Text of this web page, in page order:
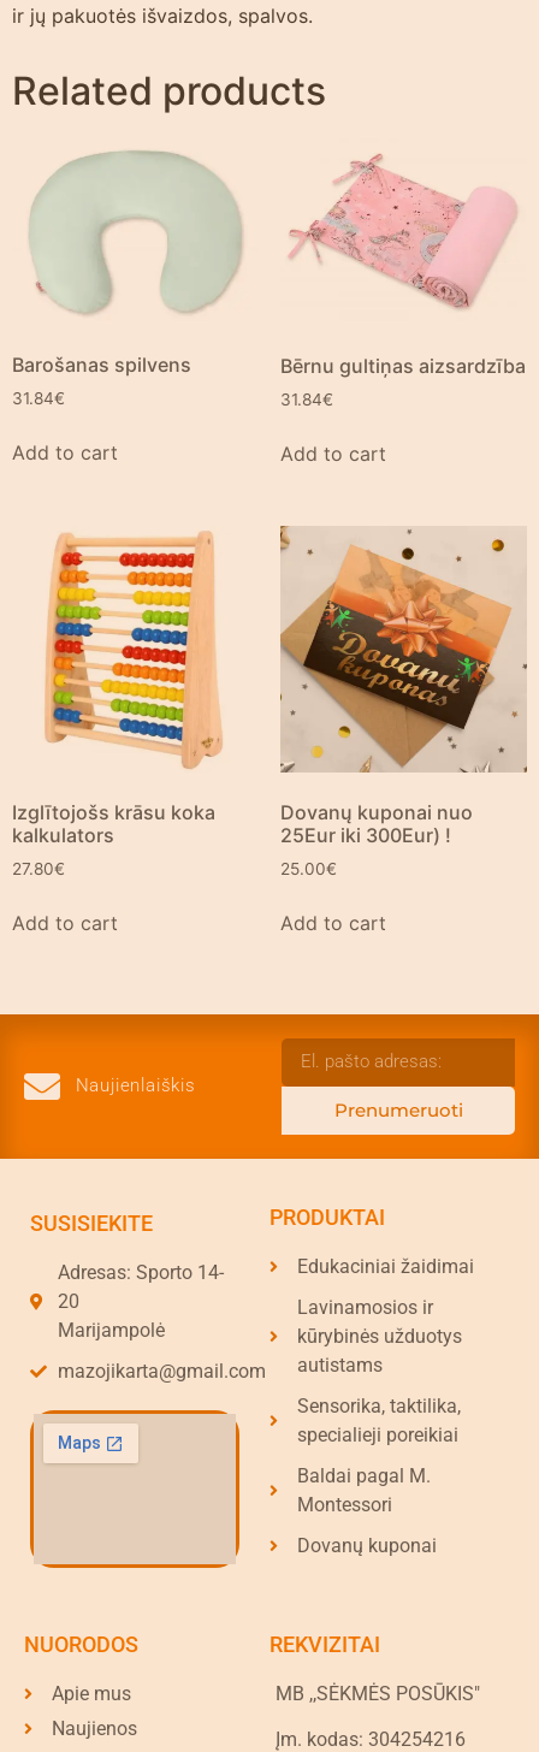
ir jų pakuotės išvaizdos, spalvos.
Related products
Barošanas spilvens
31.84€
Add to cart
Bērnu gultiņas aizsardzība
31.84€
Add to cart
Izglītojošs krāsu koka
kalkulators
27.80€
Add to cart
Dovanų kuponai nuo
25Eur iki 300Eur) !
25.00€
Add to cart
Naujienlaiškis
Prenumeruoti
SUSISIEKITE
Adresas: Sporto 14-
20
Marijampolė
mazojikarta@gmail.com
PRODUKTAI
Edukaciniai žaidimai
Lavinamosios ir
kūrybinės užduotys
autistams
Sensorika, taktilika,
specialieji poreikiai
Baldai pagal M.
Montessori
Dovanų kuponai
NUORODOS
Apie mus
Naujienos
REKVIZITAI
MB ,,SĖKMĖS POSŪKIS"
Įm. kodas: 304254216